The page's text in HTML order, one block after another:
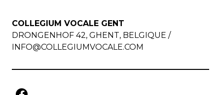
COLLEGIUM VOCALE GENT
DRONGENHOF 42, GHENT, BELGIQUE /
INFO@COLLEGIUMVOCALE.COM